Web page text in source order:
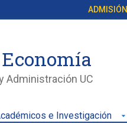
ADMISIÓN
Administración UC
e Investigación arrow_drop_down